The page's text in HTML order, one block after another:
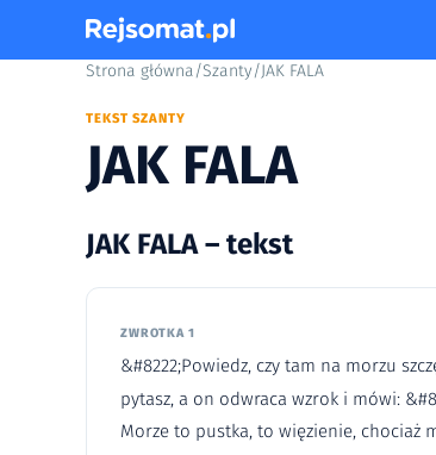
Strona główna/Szanty/JAK FALA
TEKST SZANTY
JAK FALA
JAK FALA – tekst
ZWROTKA 1
&#8222;Powiedz, czy tam na morzu
pytasz, a on odwraca wzrok i mówi:
Morze to pustka, to więzienie, chociaż